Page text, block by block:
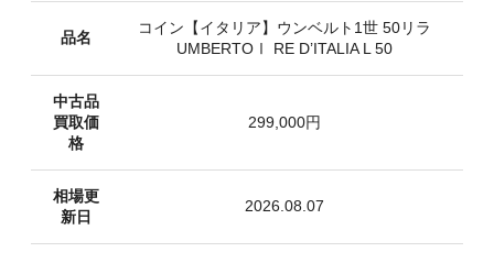
品名
コイン【イタリア】ウンベルト1世 50リラ
UMBERTOⅠ RE D’ITALIA L 50
中古品
買取価
格
299,000円
相場更
新日
2026.08.07